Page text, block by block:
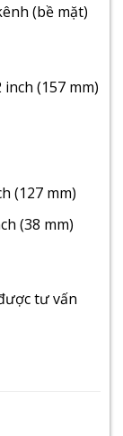
(bề mặt)
(157 mm)
(127 mm)
(38 mm)
tư vấn